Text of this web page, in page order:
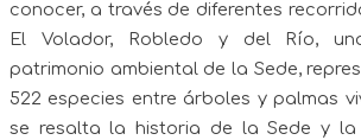
conocer, a través de diferentes
El Volador, Robledo y del Río,
patrimonio ambiental de la Sede,
522 especies entre árboles y palmas
se resalta la historia de la Sede y la